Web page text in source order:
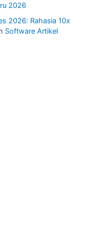
2026
2026: Rahasia 10x
Software Artikel